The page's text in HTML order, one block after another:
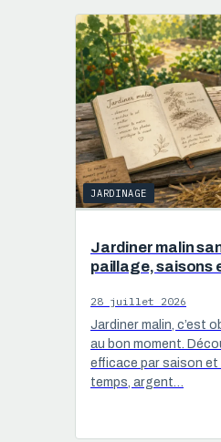
JARDINAGE
Jardiner malin
paillage, saisons
28 juillet 2026
Jardiner malin, c’est
au bon moment.
efficace par saison
temps, argent…